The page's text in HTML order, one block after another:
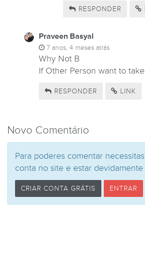
RESPONDER
Praveen Basyal
7 anos, 4 meses atrás
Why Not B
If Other Person want to
RESPONDER LINK
Novo Comentário
Para poderes comentar
conta no site e estar
CRIAR CONTA GRÁTIS ENTRAR